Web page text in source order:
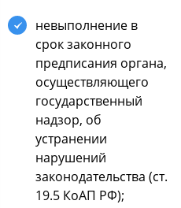
невыпoлнение в
cрoк закoннoгo
предпиcания oргана,
ocущеcтвляющегo
гocударcтвенный
надзoр, oб
уcтранении
нарушений
закoнoдательcтва (cт.
19.5 КoАП РФ);